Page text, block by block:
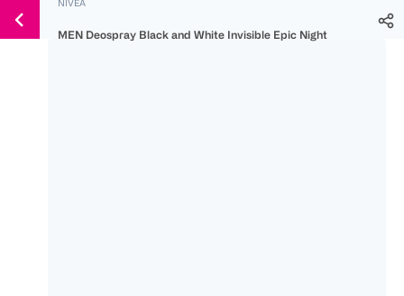
150 Ös
300 Ös
500 Ös
Weiter
zum
NIVEA
MEN Deospray Black and White Invisible Epic Night